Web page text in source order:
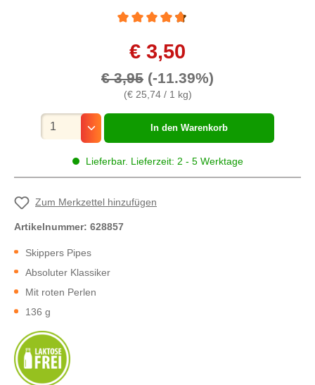
€ 3,50
€ 3,95 (-11.39%)
(€ 25,74 / 1 kg)
Lieferbar. Lieferzeit: 2 - 5 Werktage
Mengenauswahl
In den Warenkorb
Zum Merkzettel hinzufügen
Artikelnummer: 628857
Skippers Pipes
Absoluter Klassiker
Mit roten Perlen
136 g